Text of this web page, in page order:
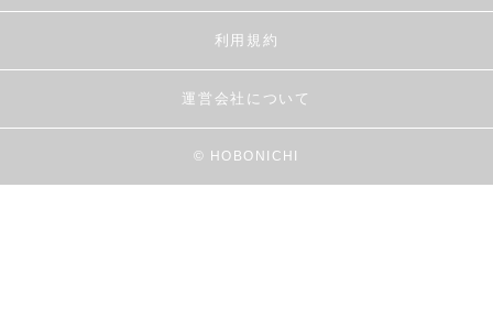
利用規約
運営会社について
© HOBONICHI